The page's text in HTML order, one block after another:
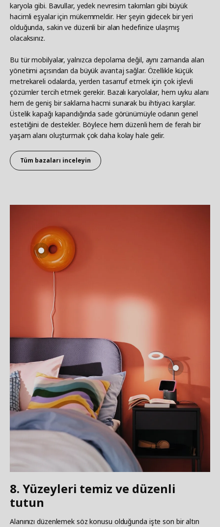
karyola gibi. Bavullar, yedek nevresim takımları gibi büyük
hacimli eşyalar için mükemmeldir. Her şeyin gidecek bir yeri
olduğunda, sakin ve düzenli bir alan hedefinize ulaşmış
olacaksınız.
Bu tür mobilyalar, yalnızca depolama değil, aynı zamanda alan
yönetimi açısından da büyük avantaj sağlar. Özellikle küçük
metrekareli odalarda, yerden tasarruf etmek için çok işlevli
çözümler tercih etmek gerekir. Bazalı karyolalar, hem uyku alanı
hem de geniş bir saklama hacmi sunarak bu ihtiyacı karşılar.
Üstelik kapağı kapandığında sade görünümüyle odanın genel
estetiğini de destekler. Böylece hem düzenli hem de ferah bir
yaşam alanı oluşturmak çok daha kolay hale gelir.
Tüm bazaları inceleyin
8. Yüzeyleri temiz ve düzenli
tutun
Alanınızı düzenlemek söz konusu olduğunda işte son bir altın